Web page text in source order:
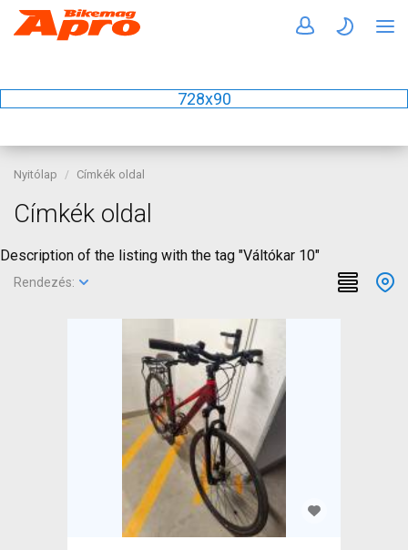
728x90
Nyitólap Címkék oldal
Címkék oldal
Description of the listing with the tag "Váltókar 10"
Rendezés: